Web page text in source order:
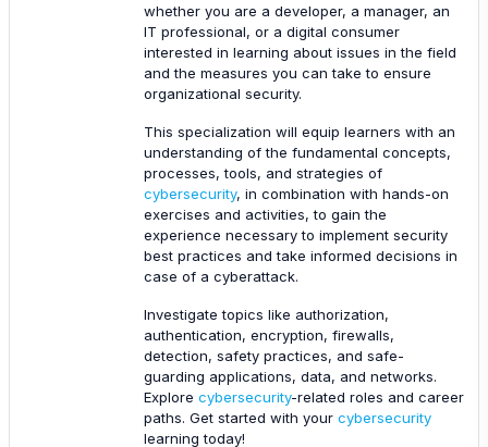
whether you are a developer, a manager, an
IT professional, or a digital consumer
interested in learning about issues in the field
and the measures you can take to ensure
organizational security.
This specialization will equip learners with an
understanding of the fundamental concepts,
processes, tools, and strategies of
cybersecurity, in combination with hands-on
exercises and activities, to gain the
experience necessary to implement security
best practices and take informed decisions in
case of a cyberattack.
Investigate topics like authorization,
authentication, encryption, firewalls,
detection, safety practices, and safe-
guarding applications, data, and networks.
Explore cybersecurity-related roles and career
paths. Get started with your cybersecurity
learning today!